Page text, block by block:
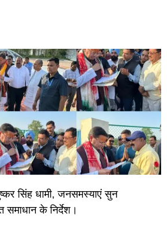
सिंह धामी, जनसमस्याएं सुन
समाधान के निर्देश।